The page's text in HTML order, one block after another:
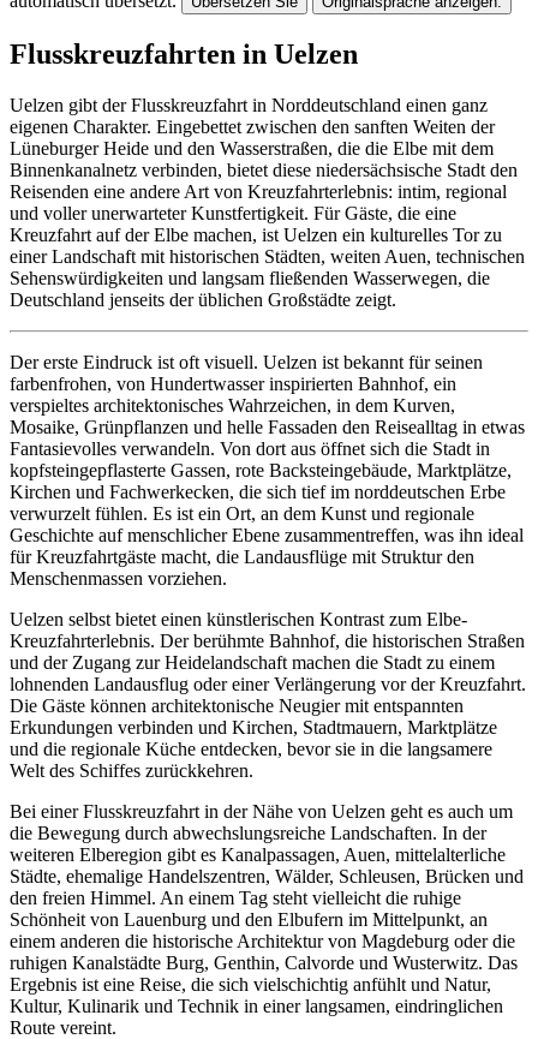
Flusskreuzfahrten in Uelzen
Uelzen gibt der Flusskreuzfahrt in Norddeutschland einen ganz
eigenen Charakter. Eingebettet zwischen den sanften Weiten der
Lüneburger Heide und den Wasserstraßen, die die Elbe mit dem
Binnenkanalnetz verbinden, bietet diese niedersächsische Stadt den
Reisenden eine andere Art von Kreuzfahrterlebnis: intim, regional
und voller unerwarteter Kunstfertigkeit. Für Gäste, die eine
Kreuzfahrt auf der Elbe machen, ist Uelzen ein kulturelles Tor zu
einer Landschaft mit historischen Städten, weiten Auen, technischen
Sehenswürdigkeiten und langsam fließenden Wasserwegen, die
Deutschland jenseits der üblichen Großstädte zeigt.
Der erste Eindruck ist oft visuell. Uelzen ist bekannt für seinen
farbenfrohen, von Hundertwasser inspirierten Bahnhof, ein
verspieltes architektonisches Wahrzeichen, in dem Kurven,
Mosaike, Grünpflanzen und helle Fassaden den Reisealltag in etwas
Fantasievolles verwandeln. Von dort aus öffnet sich die Stadt in
kopfsteingepflasterte Gassen, rote Backsteingebäude, Marktplätze,
Kirchen und Fachwerkecken, die sich tief im norddeutschen Erbe
verwurzelt fühlen. Es ist ein Ort, an dem Kunst und regionale
Geschichte auf menschlicher Ebene zusammentreffen, was ihn ideal
für Kreuzfahrtgäste macht, die Landausflüge mit Struktur den
Menschenmassen vorziehen.
Uelzen selbst bietet einen künstlerischen Kontrast zum Elbe-
Kreuzfahrterlebnis. Der berühmte Bahnhof, die historischen Straßen
und der Zugang zur Heidelandschaft machen die Stadt zu einem
lohnenden Landausflug oder einer Verlängerung vor der Kreuzfahrt.
Die Gäste können architektonische Neugier mit entspannten
Erkundungen verbinden und Kirchen, Stadtmauern, Marktplätze
und die regionale Küche entdecken, bevor sie in die langsamere
Welt des Schiffes zurückkehren.
Bei einer Flusskreuzfahrt in der Nähe von Uelzen geht es auch um
die Bewegung durch abwechslungsreiche Landschaften. In der
weiteren Elberegion gibt es Kanalpassagen, Auen, mittelalterliche
Städte, ehemalige Handelszentren, Wälder, Schleusen, Brücken und
den freien Himmel. An einem Tag steht vielleicht die ruhige
Schönheit von Lauenburg und den Elbufern im Mittelpunkt, an
einem anderen die historische Architektur von Magdeburg oder die
ruhigen Kanalstädte Burg, Genthin, Calvorde und Wusterwitz. Das
Ergebnis ist eine Reise, die sich vielschichtig anfühlt und Natur,
Kultur, Kulinarik und Technik in einer langsamen, eindringlichen
Route vereint.